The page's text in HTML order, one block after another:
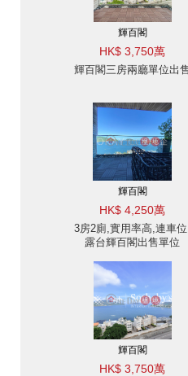
輝百閣
HK$ 3,750萬
輝百閣三房兩廳單位出
輝百閣
HK$ 4,250萬
3房2廁,實用率高,連車位,
露台輝百閣出售單位
輝百閣
HK$ 3,750萬